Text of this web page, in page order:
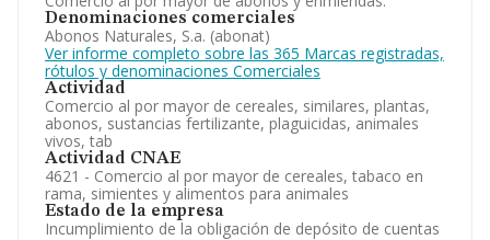
Denominaciones comerciales
Abonos Naturales, S.a. (abonat)
Ver informe completo sobre las 365 Marcas registradas,
rótulos y denominaciones Comerciales
Actividad
Comercio al por mayor de cereales, similares, plantas,
abonos, sustancias fertilizante, plaguicidas, animales
vivos, tab
Actividad CNAE
4621 - Comercio al por mayor de cereales, tabaco en
rama, simientes y alimentos para animales
Estado de la empresa
Incumplimiento de la obligación de depósito de cuentas